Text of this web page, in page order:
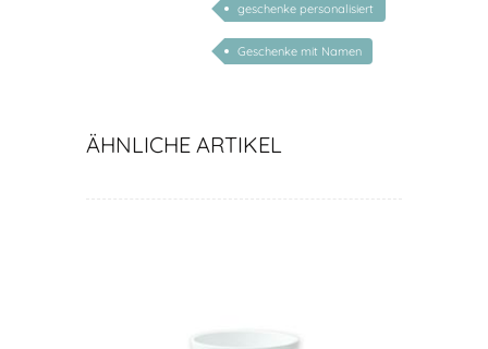
geschenke personalisiert
kinder
Geschenke mit Namen
ÄHNLICHE ARTIKEL